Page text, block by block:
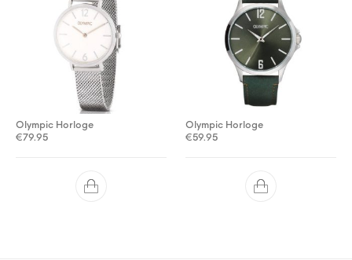
Olympic Horloge
€79.95
Olympic Horloge
€59.95